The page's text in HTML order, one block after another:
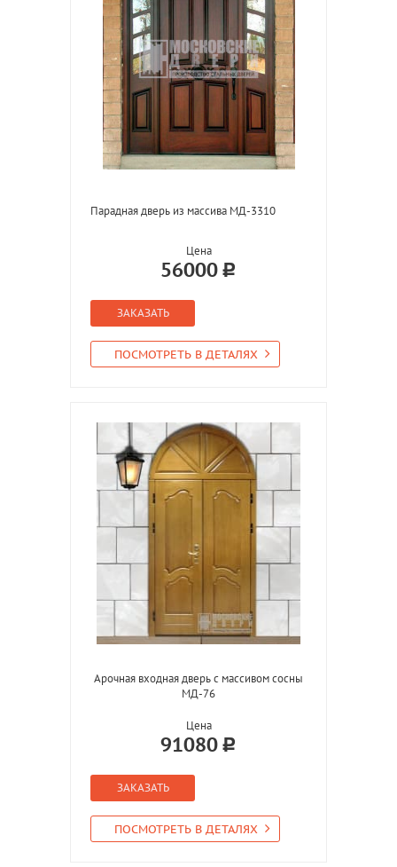
Парадная дверь из массива МД-3310
Цена
56000
ЗАКАЗАТЬ
ПОСМОТРЕТЬ В ДЕТАЛЯХ
Арочная входная дверь с массивом сосны
МД-76
Цена
91080
ЗАКАЗАТЬ
ПОСМОТРЕТЬ В ДЕТАЛЯХ